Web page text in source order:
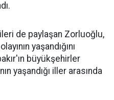
de paylaşan Zorluoğlu,
yaşandığını
büyükşehirler
yaşandığı iller arasında